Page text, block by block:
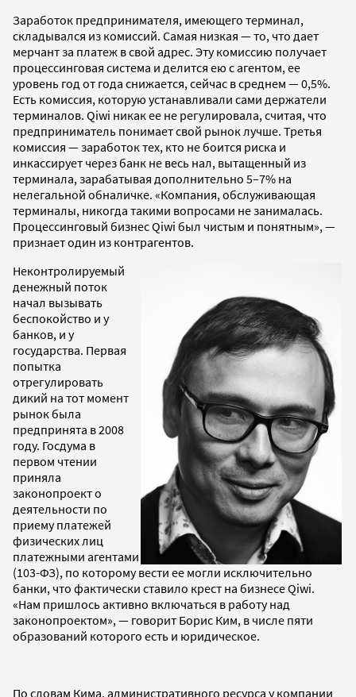
Заработок предпринимателя, имеющего терминал,
складывался из комиссий. Самая низкая — то, что дает
мерчант за платеж в свой адрес. Эту комиссию получает
процессинговая система и делится ею с агентом, ее
уровень год от года снижается, сейчас в среднем — 0,5%.
Есть комиссия, которую устанавливали сами держатели
терминалов. Qiwi никак ее не регулировала, считая, что
предприниматель понимает свой рынок лучше. Третья
комиссия — заработок тех, кто не боится риска и
инкассирует через банк не весь нал, вытащенный из
терминала, зарабатывая дополнительно 5–7% на
нелегальной обналичке. «Компания, обслуживающая
терминалы, никогда такими вопросами не занималась.
Процессинговый бизнес Qiwi был чистым и понятным», —
признает один из контрагентов.
Неконтролируемый
денежный поток
начал вызывать
беспокойство и у
банков, и у
государства. Первая
попытка
отрегулировать
дикий на тот момент
рынок была
предпринята в 2008
году. Госдума в
первом чтении
приняла
законопроект о
деятельности по
приему платежей
физических лиц
платежными агентами
(103-ФЗ), по которому вести ее могли исключительно
банки, что фактически ставило крест на бизнесе Qiwi.
«Нам пришлось активно включаться в работу над
законопроектом», — говорит Борис Ким, в числе пяти
образований которого есть и юридическое.
По словам Кима, административного ресурса у компании